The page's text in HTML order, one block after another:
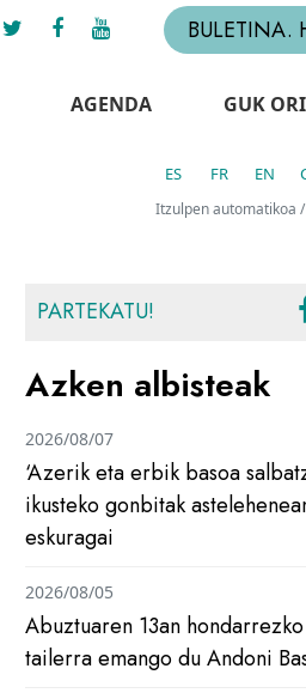
BULETINA.
AGENDA GUK
ES FR EN
Itzulpen automatikoa
PARTEKATU!
Azken albisteak
‘Azerik eta erbik basoa
ikusteko gonbitak
eskuragai
2026/08/07
Abuztuaren 13an
tailerra emango du Andoni
2026/08/05